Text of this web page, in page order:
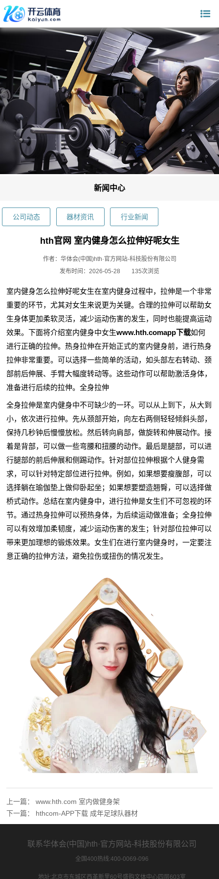
新闻中心
公司动态 器材资讯 行业新闻
hth官网 室内健身怎么拉伸好呢女生
作者：华体会(中国)hth·官方网站-科技股份有限公司
发布时间：2026-05-28
135次浏览
室内健身怎么拉伸好呢女生在室内健身过程中，拉伸是一个非常
重要的环节，尤其对女生来说更为关键。合理的拉伸可以帮助女
生身体更加柔软灵活，减少运动伤害的发生，同时也能提高运动
效果。下面将介绍室内健身中女生www.hth.comapp下载如何
进行正确的拉伸。热身拉伸在开始正式的室内健身前，进行热身
拉伸非常重要。可以选择一些简单的活动，如头部左右转动、颈
部前后伸展、手臂大幅度转动等。这些动作可以帮助激活身体，
准备进行后续的拉伸。全身拉伸
全身拉伸是室内健身中不可缺少的一环。可以从上到下，从大到
小，依次进行拉伸。先从颈部开始，向左右两侧轻轻倾斜头部，
保持几秒钟后慢慢放松。然后转向肩部，做旋转和伸展动作。接
着是背部，可以做一些弯腰和扭腰的动作。最后是腿部，可以进
行腿部的前后伸展和侧踢动作。针对部位拉伸根据个人健身需
求，可以针对特定部位进行拉伸。例如，如果想要瘦腹部，可以
选择躺在瑜伽垫上做仰卧起坐；如果想要塑造翘臀，可以选择做
桥式动作。总结在室内健身中，进行拉伸是女生们不可忽视的环
节。通过热身拉伸可以预热身体，为后续运动做准备；全身拉伸
可以有效增加柔韧度，减少运动伤害的发生；针对部位拉伸可以
带来更加理想的锻炼效果。女生们在进行室内健身时，一定要注
意正确的拉伸方法，避免拉伤或扭伤的情况发生。
上一篇：www.hth.com 室内做健身架
下一篇： hthcom-APP下载 成年足球队器材
联系华体会(中国)hth·官方网站-科技股份有限公司
全国400热线:400-0069-096
地址:北京市东城区西革新里60号盛购文体中心四层603室